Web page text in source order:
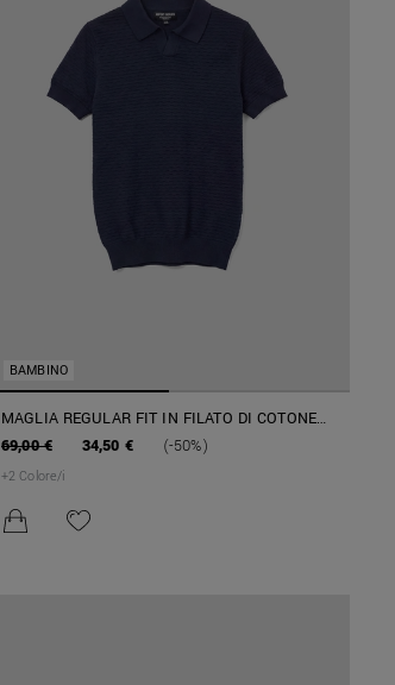
BAMBINO
MAGLIA REGULAR FIT IN FILATO DI COTONE
SOFT
69,00 € 34,50 € (-50%)
+2 Colore/i